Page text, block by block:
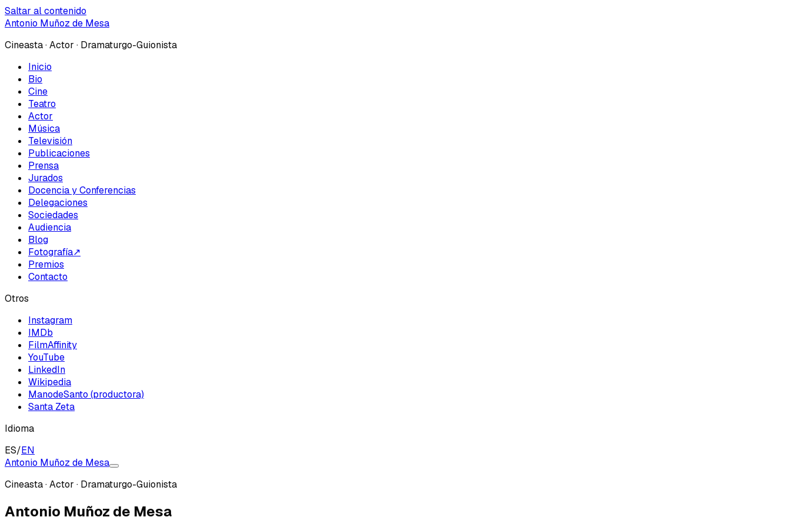
Saltar al contenido
Antonio Muñoz de Mesa
Cineasta · Actor · Dramaturgo-Guionista
Inicio
Bio
Cine
Teatro
Actor
Música
Televisión
Publicaciones
Prensa
Jurados
Docencia y Conferencias
Delegaciones
Sociedades
Audiencia
Blog
Fotografía↗
Premios
Contacto
Otros
Instagram
IMDb
FilmAffinity
YouTube
LinkedIn
Wikipedia
ManodeSanto (productora)
Santa Zeta
Idioma
ES/EN
Antonio Muñoz de Mesa
Cineasta · Actor · Dramaturgo-Guionista
Antonio Muñoz de Mesa